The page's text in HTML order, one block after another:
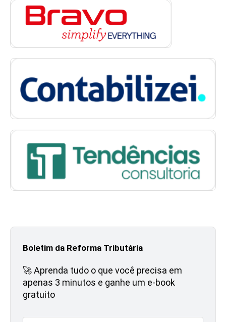
Boletim da Reforma Tributária
🚀 Aprenda tudo o que você precisa em
apenas 3 minutos e ganhe um e-book
gratuito